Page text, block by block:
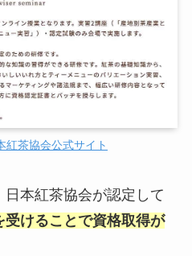
紅茶協会公式サイト
本紅茶協会が認定して
受けることで資格取得が